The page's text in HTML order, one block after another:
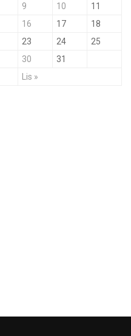
Lis »
9 10
11
16 17
18
23 24
25
30 31